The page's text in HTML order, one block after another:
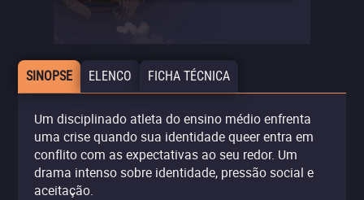
SINOPSE ELENCO FICHA TÉCNICA
Um disciplinado atleta do ensino médio enfrenta
uma crise quando sua identidade queer entra em
conflito com as expectativas ao seu redor. Um
drama intenso sobre identidade, pressão social e
aceitação.